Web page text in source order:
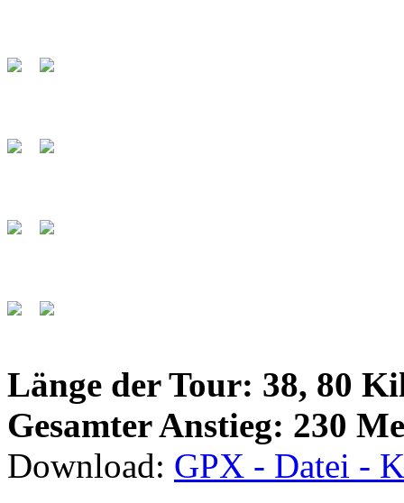
Länge der Tour: 38, 80
Gesamter Anstieg: 230
Download: GPX - Datei -